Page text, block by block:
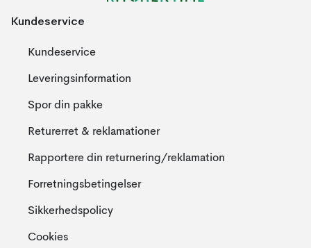
Kundeservice
Kundeservice
Leveringsinformation
Spor din pakke
Returerret & reklamationer
Rapportere din returnering/reklamation
Forretningsbetingelser
Sikkerhedspolicy
Cookies